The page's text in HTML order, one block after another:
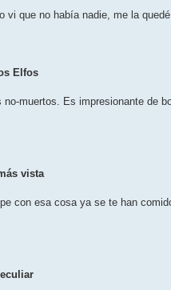
vi que no había nadie, me la
Elfos
muertos. Es impresionante de
vista
con esa cosa ya se te han